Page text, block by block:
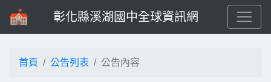
彰化縣溪湖國中全球資訊網
首頁 公告列表 公告內容